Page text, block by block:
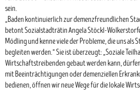
sein.
„Baden kontinuierlich zur demenzfreundlichen
betont Sozialstadträtin Angela Stöckl-
Mödling und kenne viele der Probleme, die uns
begleiten werden.“ Sie ist überzeugt: „Soziale
Wirtschaftstreibenden gebaut werden kann,
mit Beeinträchtigungen oder demenziellen
bedienen, öffnen wir neue Wege für die lokale